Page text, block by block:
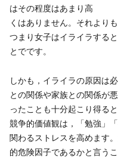
はその程度はあまり高
くはありません。それより
つまり女子はイライラする
とでです。
しかも，イライラの原因は
との関係や家族との関係が
ったことも十分起こり得る
競争的価値観は，「勉強」
関わるストレスを高めます
的危険因子であるかと言う